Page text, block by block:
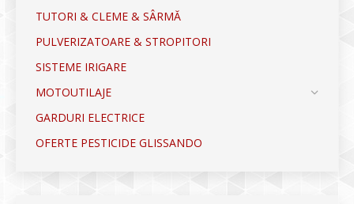
TUTORI & CLEME & SÂRMĂ
PULVERIZATOARE & STROPITORI
SISTEME IRIGARE
MOTOUTILAJE
GARDURI ELECTRICE
OFERTE PESTICIDE GLISSANDO